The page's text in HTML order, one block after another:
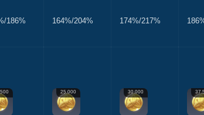
186% 164%/204% 174%/217%
25.000 30.000